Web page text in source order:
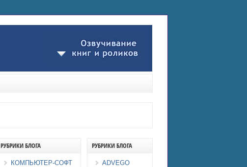
РУБРИКИ БЛОГА
КОМПЬЮТЕР-СОФТ
РУБРИКИ БЛОГА
ADVEGO